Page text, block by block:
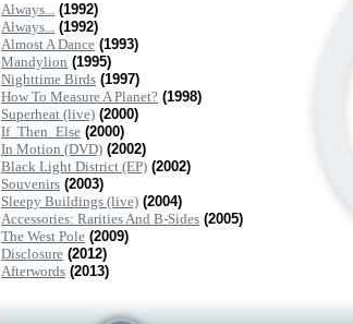
Always... (1992)
Always... (1992)
Almost A Dance (1993)
Mandylion (1995)
Nighttime Birds (1997)
How To Measure A Planet? (1998)
Superheat (live) (2000)
If_Then_Else (2000)
In Motion (DVD) (2002)
Black Light District (EP) (2002)
Souvenirs (2003)
Sleepy Buildings (live) (2004)
Accessories: Rarities And B-Sides (2005)
The West Pole (2009)
Disclosure (2012)
Afterwords (2013)